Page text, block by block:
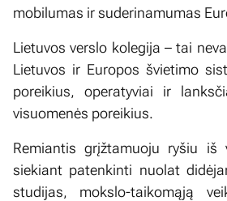
mobilumas ir suderinamumas
Lietuvos verslo kolegija – tai
Lietuvos ir Europos švietimo
poreikius, operatyviai ir
visuomenės poreikius.
Remiantis grįžtamuoju ryšiu
siekiant patenkinti nuolat
studijas, mokslo-taikomąją